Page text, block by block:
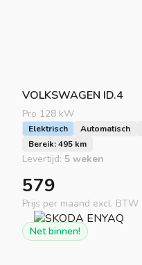
VOLKSWAGEN ID.4
Pro 128 kW
Elektrisch Automatisch
Bereik: 495 km
Levertijd: 5 weken
579
Prijs per maand excl. BTW
Net binnen!